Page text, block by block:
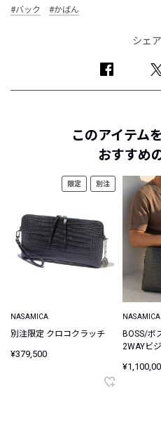
#バック #かばん
シェ
このアイテム
おすすめ
限定 別注
NASAMICA
別注限定 クロコクラッチ
¥379,500
NASAMICA
BOSS/ボ
2WAYビ